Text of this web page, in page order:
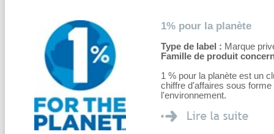
1% pour la planète
Type de label : Marque
Famille de produit
1 % pour la planète est un
chiffre d'affaires sous
l'environnement.